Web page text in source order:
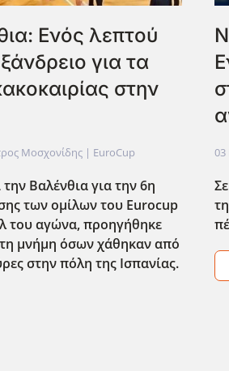
Ενός λεπτού
για τα
στην
Μοσχονίδης | EuroCup
Βαλένθια για την 6η
των ομίλων του Eurocup
του αγώνα, προηγήθηκε
μνήμη όσων χάθηκαν από
στην πόλη της Ισπανίας.
03